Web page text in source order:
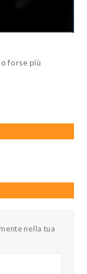
forse più
nella tua